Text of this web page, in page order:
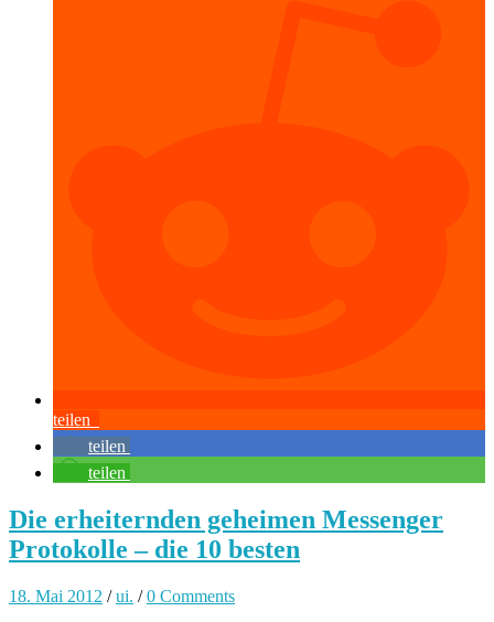
teilen
teilen
teilen
Die erheiternden geheimen Messenger
Protokolle – die 10 besten
18. Mai 2012 /ui. /0 Comments